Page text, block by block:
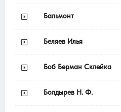
Бальмонт
Беляев Илья
Боб Берман Склейка
Болдырев Н. Ф.